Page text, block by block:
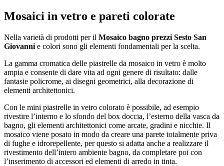
Mosaici in vetro e pareti colorate
Nella varietà di prodotti per il Mosaico bagno prezzi Sesto San
Giovanni e colori sono gli elementi fondamentali per la scelta.
La gamma cromatica delle piastrelle da mosaico in vetro è molto
ampia e consente di dare vita ad ogni genere di risultato: dalle
fantasie policrome, ai disegni geometrici, alla decorazione di
elementi architettonici.
Con le mini piastrelle in vetro colorato è possibile, ad esempio
rivestire l’interno e lo sfondo del box doccia, l’esterno della vasca da
bagno, gli elementi architettonici come arcate, gradini e nicchie. Il
mosaico viene posato in modo da creare una parete totalmente priva
di fughe e idrorepellente, per questo si adatta anche a realizzare il
rivestimento dell’intero ambiente bagno, da completare poi con
l’inserimento di accessori ed elementi di arredo in tinta.